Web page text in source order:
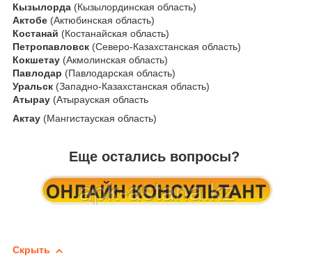
Кызылорда (Кызылординская область)
Актобе (Актюбинская область)
Костанай (Костанайская область)
Петропавловск (Северо-Казахстанская область)
Кокшетау (Акмолинская область)
Павлодар (Павлодарская область)
Уральск (Западно-Казахстанская область)
Атырау (Атырауская область
Актау (Мангистауская область)
Еще остались вопросы?
Скрыть